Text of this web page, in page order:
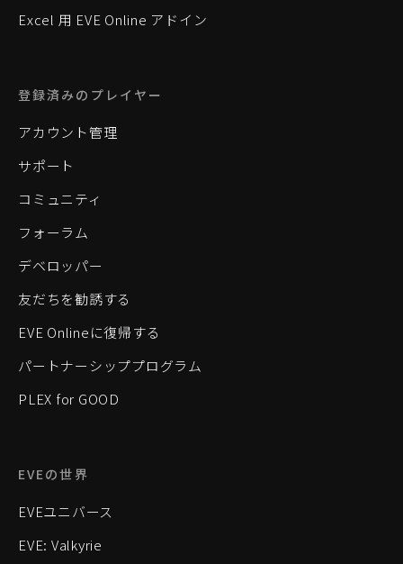
Excel 用 EVE Online アドイン
登録済みのプレイヤー
アカウント管理
サポート
コミュニティ
フォーラム
デベロッパー
友だちを勧誘する
EVE Onlineに復帰する
パートナーシッププログラム
PLEX for GOOD
EVEの世界
EVEユニバース
EVE: Valkyrie